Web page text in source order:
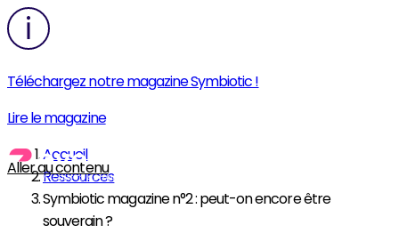
Téléchargez notre magazine Symbiotic !
Lire le magazine
Aller au contenu
Accueil
Ressources
Symbiotic magazine n°2 : peut-on encore être
souverain ?